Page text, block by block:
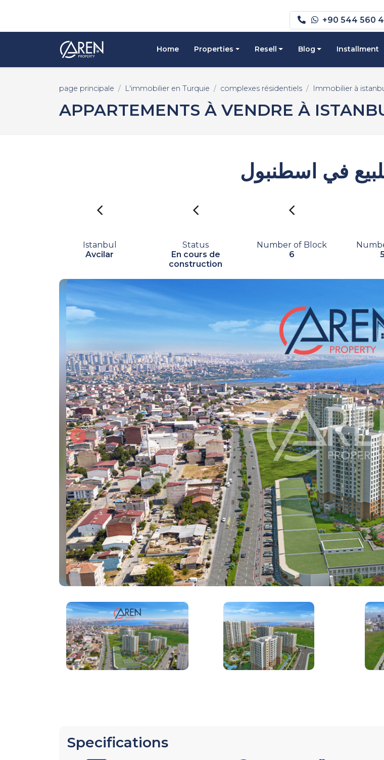
+90 544 560
Home Properties Resell Blog Installment
page principale L'immobilier en Turquie complexes résidentiels Immobilier à
APPARTEMENTS À VENDRE À
في اسطنبول
Istanbul
Avcilar
Status
En cours de
construction
Number of Block
6
Specifications